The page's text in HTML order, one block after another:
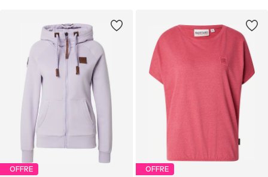
OFFRE OFFRE